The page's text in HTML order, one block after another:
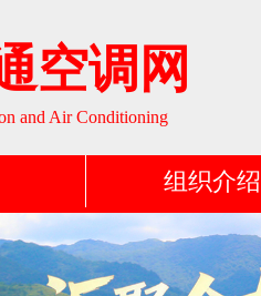
空调网
and Air Conditioning
组织介绍